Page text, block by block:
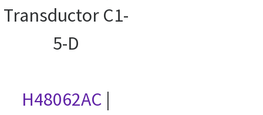
Transductor C1-
5-D
H48062AC |